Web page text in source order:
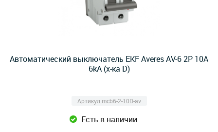
Автоматический выключатель EKF Averes AV-6 2P 10А
6kA (х-ка D)
Артикул mcb6-2-10D-av
Есть в наличии